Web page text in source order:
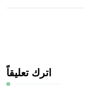
اترك تعليقاً